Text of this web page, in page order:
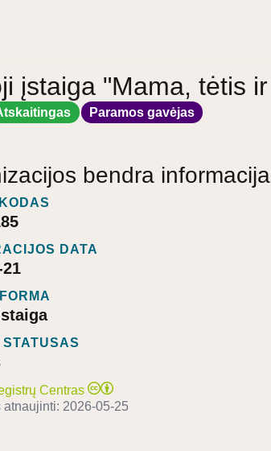
įstaiga "Mama, tėtis
Paramos gavėjas
bendra informacija
DATA
21
Centras
atnaujinti: 2026-05-25